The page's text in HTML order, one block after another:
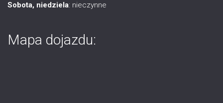
Sobota, niedziela: nieczynne
Mapa dojazdu: